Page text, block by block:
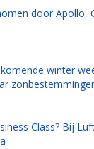
door Apollo,
winter
Class? Bij